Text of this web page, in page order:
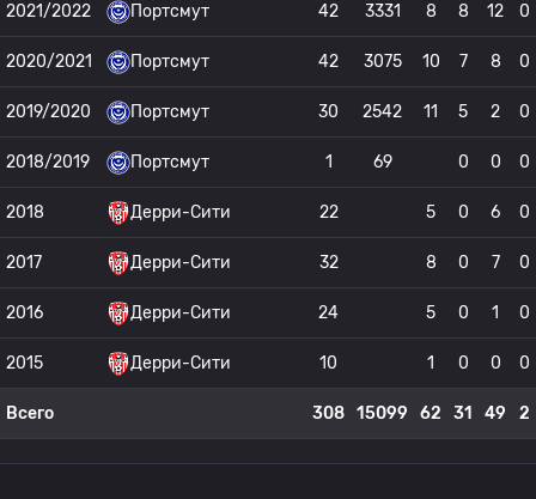
2021/2022 Портсмут 42 3331 8 8 12 0
2020/2021 Портсмут 42 3075 10 7 8 0
2019/2020 Портсмут 30 2542 11 5 2 0
2018/2019 Портсмут 1 69 0 0 0
2018 Дерри-Сити 22 5 0 6 0
2017 Дерри-Сити 32 8 0 7 0
2016 Дерри-Сити 24 5 0 1 0
2015 Дерри-Сити 10 1 0 0 0
Всего 308 15099 62 31 49 2